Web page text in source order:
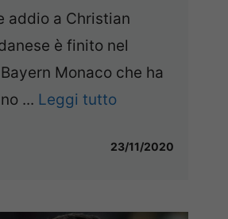
addio a Christian
è finito nel
Monaco che ha
... Leggi tutto
23/11/2020